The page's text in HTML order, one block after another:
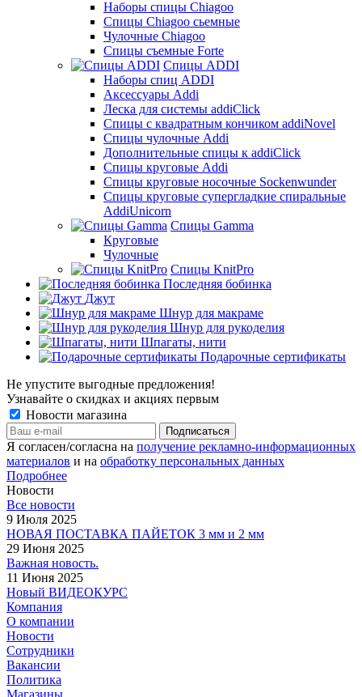
Наборы спицы Chiagoo
Спицы Chiagoo сьемные
Чулочные Chiagoo
Спицы съемные Forte
Спицы ADDI
Наборы спиц ADDI
Аксессуары Addi
Леска для системы addiClick
Спицы с квадратным кончиком addiNovel
Спицы чулочные Addi
Дополнительные спицы к addiClick
Спицы круговые Addi
Спицы круговые носочные Sockenwunder
Спицы круговые супергладкие спиральные
AddiUnicorn
Спицы Gamma
Круговые
Чулочные
Спицы KnitPro
Последняя бобинка
Джут
Шнур для макраме
Шнур для рукоделия
Шпагаты, нити
Подарочные сертификаты
Не упустите выгодные предложения!
Узнавайте о скидках и акциях первым
Новости магазина
Я согласен/согласна на получение рекламно-информационных
материалов и на обработку персональных данных
Подробнее
Новости
Все новости
9 Июля 2025
НОВАЯ ПОСТАВКА ПАЙЕТОК 3 мм и 2 мм
29 Июня 2025
Важная новость.
11 Июня 2025
Новый ВИДЕОКУРС
Компания
О компании
Новости
Сотрудники
Вакансии
Политика